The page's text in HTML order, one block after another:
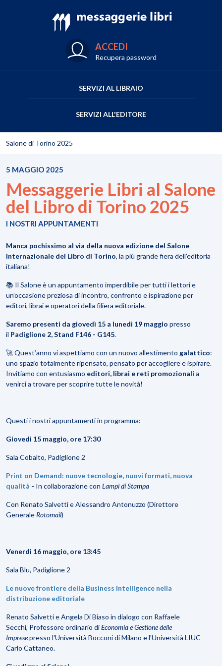
ACCEDI
Recupera password
SERVIZI AL LIBRAIO
SERVIZI ALL'EDITORE
Salone di Torino 2025
5 MAGGIO 2025
Messaggerie Libri al Salone
del Libro di Torino 2025
I NOSTRI APPUNTAMENTI
Manca pochissimo al via della nuova edizione del Salone
Internazionale del Libro di Torino, la più grande fiera dell’editoria
italiana!
📚 Il Salone è un appuntamento imperdibile per tutti i lettori e
un’occasione preziosa di incontro, confronto e ispirazione per
editori, librai e operatori della filiera editoriale.
Saremo presenti da giovedì 15 a lunedì 19 maggio presso
il Padiglione 2, Stand F146 - G145.
🚀 Quest’anno vi aspettiamo con un nuovo allestimento galattico:
uno spazio totalmente ripensato, pensato per accogliere e ispirare.
Invitiamo con entusiasmo editori, librai e reti promozionali a
venirci a trovare per scoprire tutte le novità!
Questi i nostri appuntamenti in programma:
Giovedì 15 maggio, ore 17:30
Sala Cobalto, Padiglione 2
Print on Demand: nuove tecnologie, nuovi formati, nuova
qualità - In collaborazione con Lampi di Stampa
Con Renato Salvetti e Alessandro Antonuzzo (Direttore
Generale Rotomail)
Venerdì 16 maggio, ore 13:45
Sala Blu, Padiglione 2
Le nuove frontiere della Business Intelligence nella
distribuzione editoriale
Renato Salvetti e Angela Di Biaso in dialogo con Raffaele
Secchi, Professore ordinario diEconomia e Gestione delle
Impresepresso l'Università Bocconi di Milano e l'Università LIUC
Carlo Cattaneo.